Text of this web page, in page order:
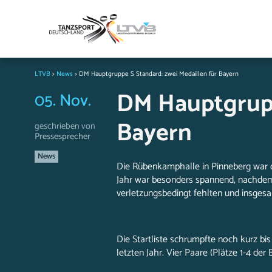
LTVB> News> DM Hauptgruppe S Standard: zwei Medaillen für Bayern
05. Nov.
geschrieben von
Pressesprecher
News
DM
Bayern
Die Rübenkamphalle in Pinneberg
Jahr war besonders spannend,
verletzungsbedingt fehlten und
Die Startliste schrumpfte noch kurz
letzten Jahr. Vier Paare (Plätze 1-4